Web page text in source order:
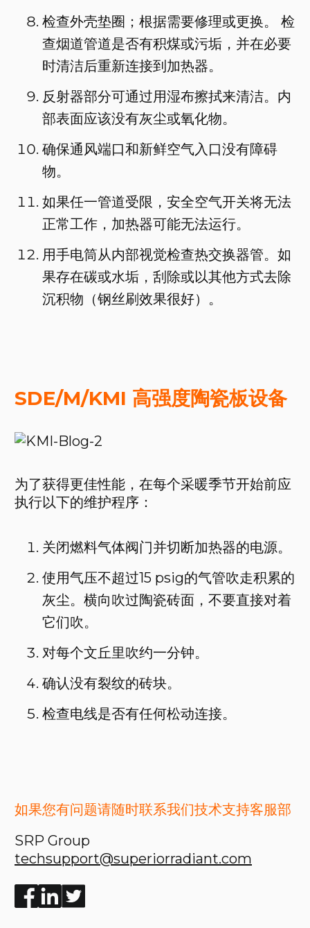
检查外壳垫圈；根据需要修理或更换。 检
查烟道管道是否有积煤或污垢，并在必要
时清洁后重新连接到加热器。
反射器部分可通过用湿布擦拭来清洁。内
部表面应该没有灰尘或氧化物。
确保通风端口和新鲜空气入口没有障碍
物。
如果任一管道受限，安全空气开关将无法
正常工作，加热器可能无法运行。
用手电筒从内部视觉检查热交换器管。如
果存在碳或水垢，刮除或以其他方式去除
沉积物（钢丝刷效果很好）。
SDE/M/KMI 高强度陶瓷板设备
为了获得更佳性能，在每个采暖季节开始前应
执行以下的维护程序：
关闭燃料气体阀门并切断加热器的电源。
使用气压不超过15 psig的气管吹走积累的
灰尘。横向吹过陶瓷砖面，不要直接对着
它们吹。
对每个文丘里吹约一分钟。
确认没有裂纹的砖块。
检查电线是否有任何松动连接。
如果您有问题请随时联系我们技术支持客服部
SRP Group
techsupport@superiorradiant.com
Enjoyed the read? Feel free to share for others to